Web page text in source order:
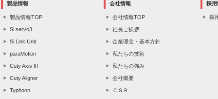
製品情報 会社情報 採用
製品情報TOP
Si servo3
Si Link Unit
paraMotion
Cuty Axis III
Cuty Aligner
Typhoon
会社情報TOP
社長ご挨拶
企業理念・基本方針
私たちの技術
私たちの強み
会社概要
ＣＳＲ
採